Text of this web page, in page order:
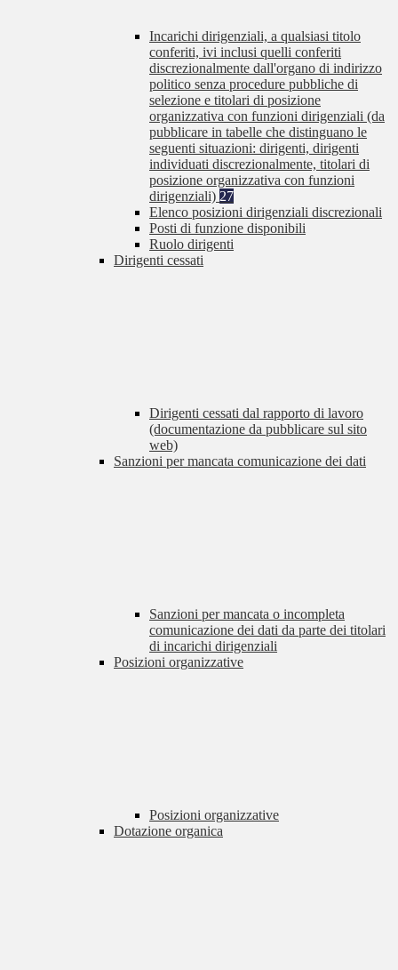
Incarichi dirigenziali, a qualsiasi titolo
conferiti, ivi inclusi quelli conferiti
discrezionalmente dall'organo di indirizzo
politico senza procedure pubbliche di
selezione e titolari di posizione
organizzativa con funzioni dirigenziali (da
pubblicare in tabelle che distinguano le
seguenti situazioni: dirigenti, dirigenti
individuati discrezionalmente, titolari di
posizione organizzativa con funzioni
dirigenziali) 27
Elenco posizioni dirigenziali discrezionali
Posti di funzione disponibili
Ruolo dirigenti
Dirigenti cessati
Dirigenti cessati dal rapporto di lavoro
(documentazione da pubblicare sul sito
web)
Sanzioni per mancata comunicazione dei dati
Sanzioni per mancata o incompleta
comunicazione dei dati da parte dei titolari
di incarichi dirigenziali
Posizioni organizzative
Posizioni organizzative
Dotazione organica